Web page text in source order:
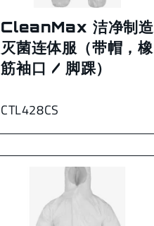
CTL428CS
CleanMax 洁净制造
灭菌连体服（带帽，橡
筋袖口 / 脚踝）